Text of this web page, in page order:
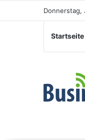
Donnerstag,
Startseite